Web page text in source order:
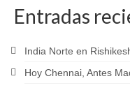
Entradas
India Norte en
Hoy Chennai, Antes